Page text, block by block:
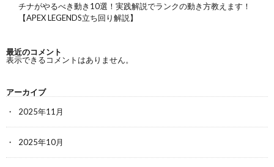
チナがやるべき動き10選！実践解説でランクの動き方教えます！
【APEX LEGENDS立ち回り解説】
最近のコメント
表示できるコメントはありません。
アーカイブ
2025年11月
2025年10月